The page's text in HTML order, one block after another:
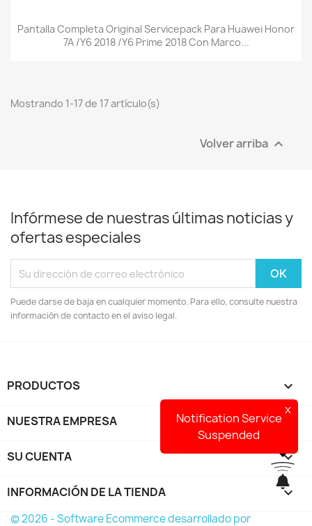
Pantalla Completa Original Servicepack Para Huawei Honor
7A /Y6 2018 /Y6 Prime 2018 Con Marco...
Mostrando 1-17 de 17 artículo(s)
Volver arriba 
Infórmese de nuestras últimas noticias y
ofertas especiales
Puede darse de baja en cualquier momento. Para ello, consulte nuestra
información de contacto en el aviso legal.
PRODUCTOS 
NUESTRA EMPRESA 
SU CUENTA 
INFORMACIÓN DE LA TIENDA keyboard_arrow_down
© 2026 - Software Ecommerce desarrollado por
x
Notification Service
Suspended